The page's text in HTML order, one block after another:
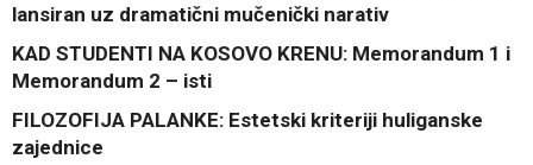
lansiran uz dramatični mučenički narativ
KAD STUDENTI NA KOSOVO KRENU: Memorandum 1 i
Memorandum 2 – isti
FILOZOFIJA PALANKE: Estetski kriteriji huliganske
zajednice